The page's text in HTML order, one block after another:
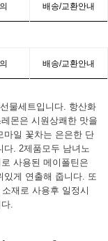
배송/교환안내
배송/교환안내
물세트입니다. 항산화
몬은 시원상쾌한 맛을
마일 꽃차는 은은한 단
다. 2제품모두 남녀노
사용된 메이폴틴은
있게 연출해 줍니다. 또
재로 사용후 일정시
.